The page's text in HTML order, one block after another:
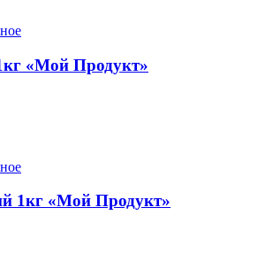
«Мой Продукт»
1кг «Мой Продукт»